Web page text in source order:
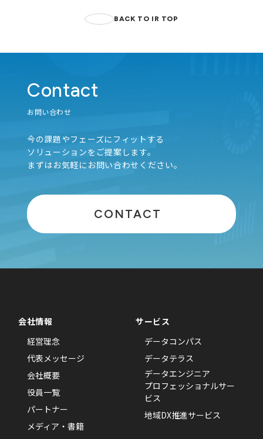
BACK TO IR TOP
Contact
お問い合わせ
今の課題やフェーズにフィットする
ソリューションをご提案します。
まずはお気軽にお問い合わせください。
CONTACT
会社情報
経営理念
代表メッセージ
会社概要
役員一覧
パートナー
メディア・書籍
サービス
データコンパス
データテラス
データエンジニア
プロフェッショナルサー
ビス
地域DX推進サービス